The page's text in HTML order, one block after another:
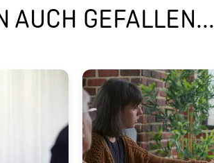
AUCH GEFALLEN...